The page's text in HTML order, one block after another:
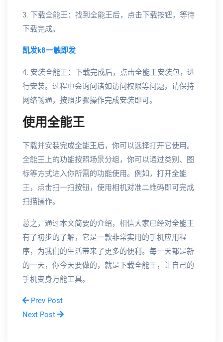
3. 下载全能王：找到全能王后，点击下载按钮，等待
下载完成。
凯发k8一触即发
4. 安装全能王：下载完成后，点击全能王安装包，进
行安装。过程中会询问诸如访问权限等问题，请保持
网络畅通，按照步骤操作完成安装即可。
使用全能王
下载并安装完成全能王后，你可以选择打开它使用。
全能王上的功能按照场景分组，你可以通过类别、图
标等方式进入你所需的功能使用。例如，打开全能
王，点击扫一扫按钮，使用相机对准二维码即可完成
扫描操作。
总之，通过本文简要的介绍，相信大家已经对全能王
有了初步的了解，它是一款非常实用的手机应用程
序，为我们的生活带来了更多的便利。每一天都是新
的一天，你今天要做的，就是下载全能王，让自己的
手机变身万能工具。
Prev Post
Next Post